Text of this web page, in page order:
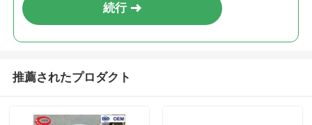
続行
推薦されたプロダクト